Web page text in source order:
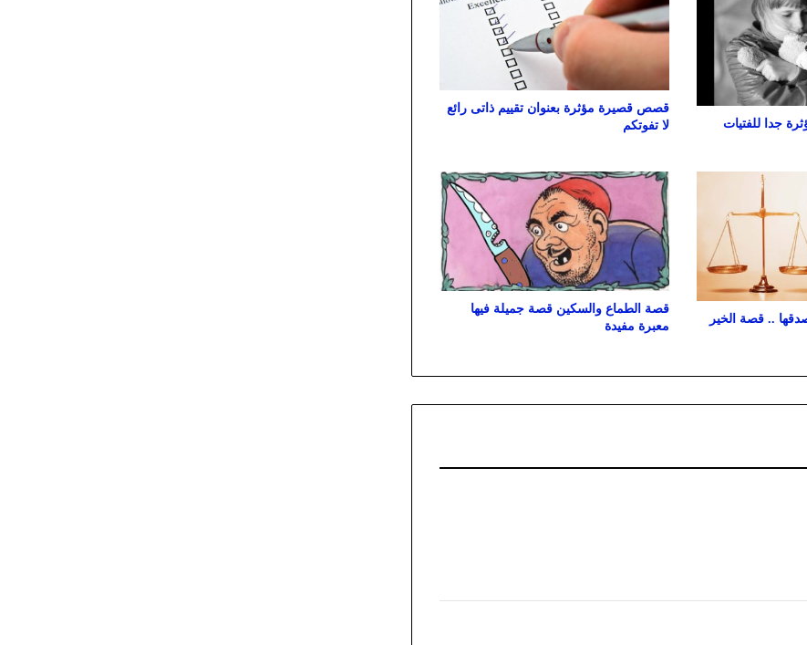
جدا للفتيات
قصص قصيرة مؤثرة بعنوان تقييم ذاتى رائع
لا تفوتكم
.. قصة الخير
قصة الطماع والسكين قصة جميلة فيها
معبرة مفيدة